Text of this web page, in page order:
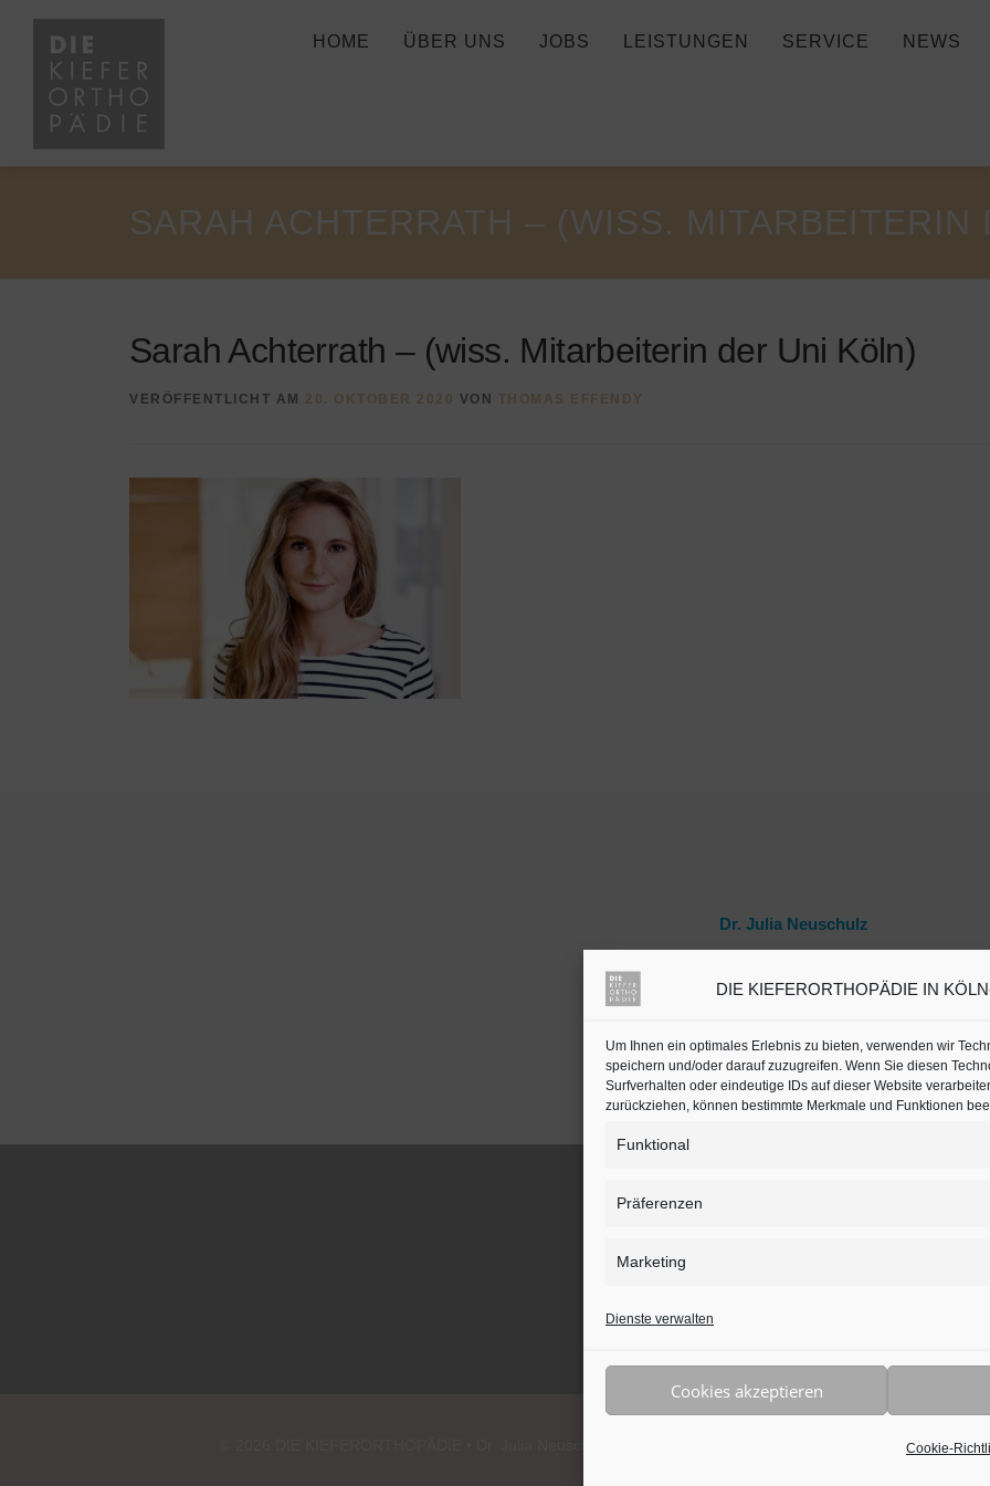
DIE KIEFERORTHOPÄDIE IN
Um Ihnen ein optimales Erlebnis zu bieten, verwenden wir
speichern und/oder darauf zuzugreifen. Wenn Sie diesen
Surfverhalten oder eindeutige IDs auf dieser Website
zurückziehen, können bestimmte Merkmale und Funktionen
Funktional
Präferenzen
Marketing
Dienste verwalten
Cookies akzeptieren
Cookie-
springen
HOME ÜBER UNS JOBS LEISTUNGEN SERVICE NEWS
SARAH ACHTERRATH – (WISS. MITARBEITERIN
Sarah Achterrath – (wiss. Mitarbeiterin der Uni Köln)
VERÖFFENTLICHT AM 20. OKTOBER 2020 VON THOMAS EFFENDY
Dr. Julia Neuschulz
© 2026 DIE KIEFERORTHOPÄDIE • Dr. Julia Neuschulz • 50933 Köln • 0221 - 589 105 55 • Alle Rechte